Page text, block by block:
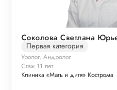
Соколова Светлана
Первая категория
Уролог, Андролог
Стаж 11 лет
Клиника «Мать и дитя» Кострома